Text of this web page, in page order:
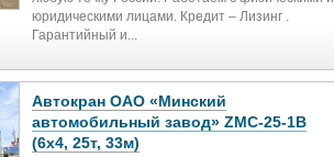
юридическими лицами. Кредит – Лизинг .
Гарантийный и...
Автокран ОАО «Минский
автомобильный завод» ZMC-25-1В
(6х4, 25т, 33м)